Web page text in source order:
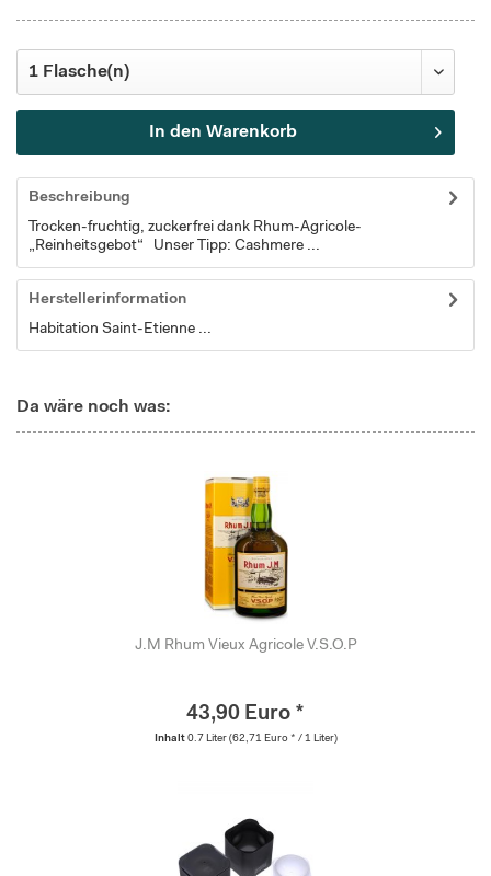
In den Warenkorb
Beschreibung
Trocken-fruchtig, zuckerfrei dank Rhum-Agricole-
„Reinheitsgebot“ Unser Tipp: Cashmere ...
Herstellerinformation
Habitation Saint-Etienne ...
Da wäre noch was:
J.M Rhum Vieux Agricole V.S.O.P
43,90 Euro *
Inhalt 0.7 Liter (62,71 Euro * / 1 Liter)